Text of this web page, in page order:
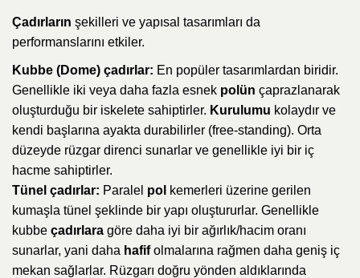
Çadırların şekilleri ve yapısal tasarımları da
performanslarını etkiler.
Kubbe (Dome) çadırlar: En popüler tasarımlardan biridir.
Genellikle iki veya daha fazla esnek polün çaprazlanarak
oluşturduğu bir iskelete sahiptirler. Kurulumu kolaydır ve
kendi başlarına ayakta durabilirler (free-standing). Orta
düzeyde rüzgar direnci sunarlar ve genellikle iyi bir iç
hacme sahiptirler.
Tünel çadırlar: Paralel pol kemerleri üzerine gerilen
kumaşla tünel şeklinde bir yapı oluştururlar. Genellikle
kubbe çadırlara göre daha iyi bir ağırlık/hacim oranı
sunarlar, yani daha hafifolmalarına rağmen daha geniş iç
mekan sağlarlar. Rüzgarı doğru yönden aldıklarında